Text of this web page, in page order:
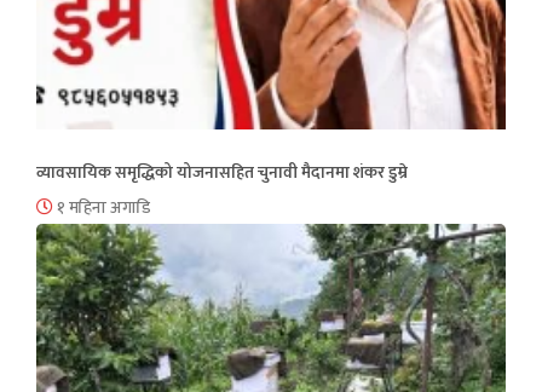
व्यावसायिक समृद्धिको योजनासहित चुनावी मैदानमा शंकर डुम्रे
१ महिना अगाडि